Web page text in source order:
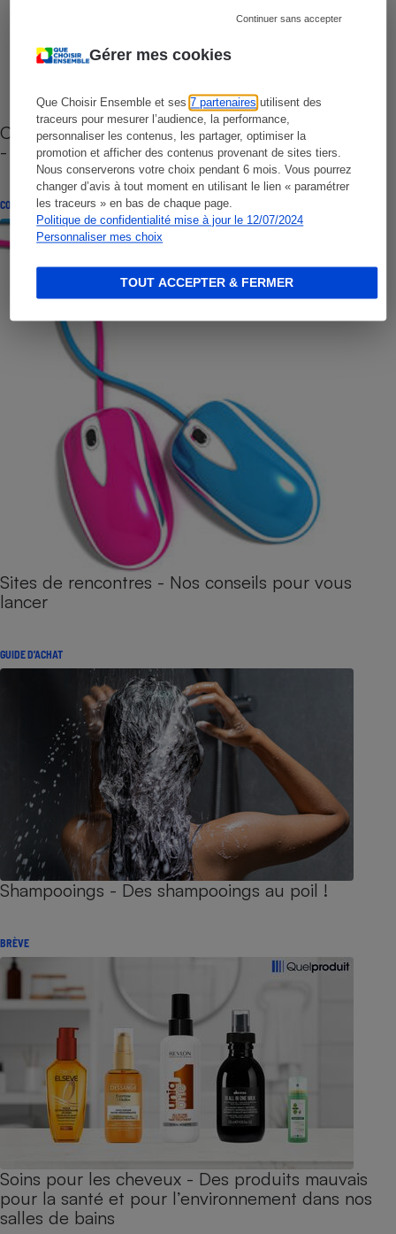
Gérer mes cookies
Que Choisir Ensemble et ses7 partenaires utilisent des
traceurs pour mesurer l’audience, la performance,
personnaliser les contenus, les partager, optimiser la
promotion et afficher des contenus provenant de sites tiers.
Nous conserverons votre choix pendant 6 mois. Vous pourrez
changer d’avis à tout moment en utilisant le lien « paramétrer
les traceurs » en bas de chaque page.
Politique de confidentialité mise à jour le 12/07/2024
Personnaliser mes choix
Continuer sans accepter
TOUT ACCEPTER & FERMER
Cafetière à capsules zéro déchet CoffeeB (vidéo)
- Premières impressions
CONSEILS
Sites de rencontres - Nos conseils pour vous
lancer
GUIDE D'ACHAT
Shampooings - Des shampooings au poil !
BRÈVE
Soins pour les cheveux - Des produits mauvais
pour la santé et pour l’environnement dans nos
salles de bains